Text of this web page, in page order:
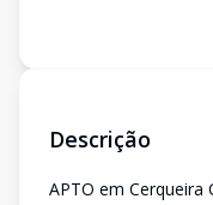
Descrição
APTO em Cerqueira